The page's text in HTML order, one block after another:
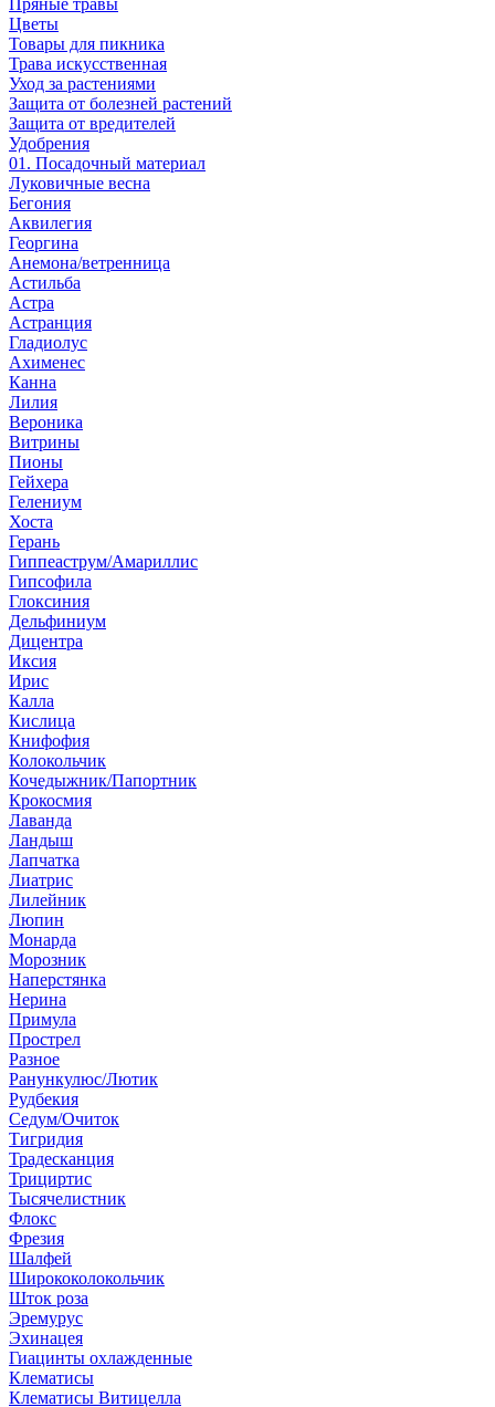
Пряные травы
Цветы
Товары для пикника
Трава искусственная
Уход за растениями
Защита от болезней растений
Защита от вредителей
Удобрения
01. Посадочный материал
Луковичные весна
Бегония
Аквилегия
Георгина
Анемона/ветренница
Астильба
Астра
Астранция
Гладиолус
Ахименес
Канна
Лилия
Вероника
Витрины
Пионы
Гейхера
Гелениум
Хоста
Герань
Гиппеаструм/Амариллис
Гипсофила
Глоксиния
Дельфиниум
Дицентра
Иксия
Ирис
Калла
Кислица
Книфофия
Колокольчик
Кочедыжник/Папортник
Крокосмия
Лаванда
Ландыш
Лапчатка
Лиатрис
Лилейник
Люпин
Монарда
Морозник
Наперстянка
Нерина
Примула
Прострел
Разное
Ранункулюс/Лютик
Рудбекия
Седум/Очиток
Тигридия
Традесканция
Трициртис
Тысячелистник
Флокс
Фрезия
Шалфей
Ширококолокольчик
Шток роза
Эремурус
Эхинацея
Гиацинты охлажденные
Клематисы
Клематисы Витицелла